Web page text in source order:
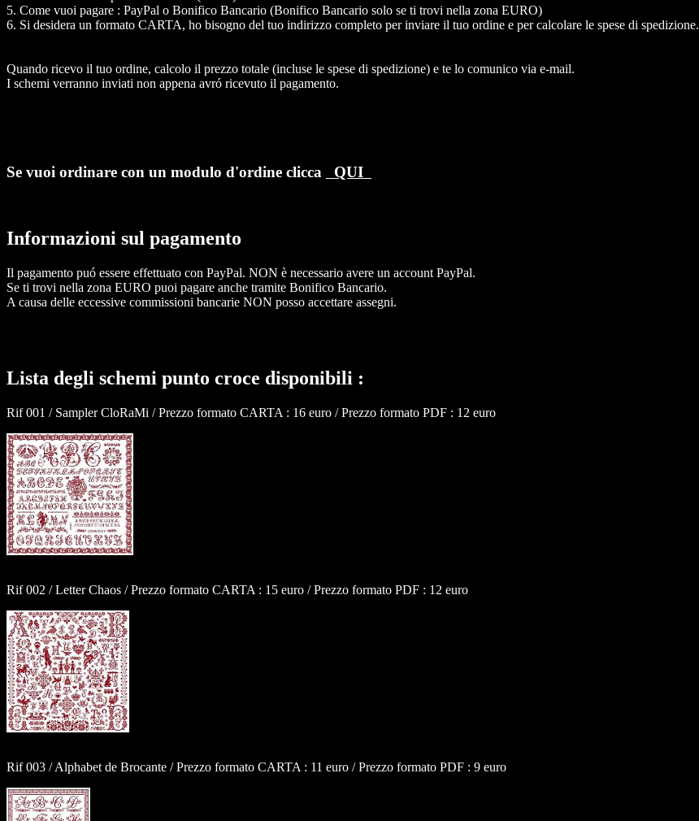
5. Come vuoi pagare : PayPal o Bonifico Bancario (Bonifico Bancario solo se ti trovi nella zona EURO)
6. Si desidera un formato CARTA, ho bisogno del tuo indirizzo completo per inviare il tuo ordine e per calcolare le spese di spedizione.
Quando ricevo il tuo ordine, calcolo il prezzo totale (incluse le spese di spedizione) e te lo comunico via e-mail.
I schemi verranno inviati non appena avró ricevuto il pagamento.
Se vuoi ordinare con un modulo d'ordine clicca QUI
Informazioni sul pagamento
Il pagamento puó essere effettuato con PayPal. NON è necessario avere un account PayPal.
Se ti trovi nella zona EURO puoi pagare anche tramite Bonifico Bancario.
A causa delle eccessive commissioni bancarie NON posso accettare assegni.
Lista degli schemi punto croce disponibili :
Rif 001 / Sampler CloRaMi / Prezzo formato CARTA : 16 euro / Prezzo formato PDF : 12 euro
Rif 002 / Letter Chaos / Prezzo formato CARTA : 15 euro / Prezzo formato PDF : 12 euro
Rif 003 / Alphabet de Brocante / Prezzo formato CARTA : 11 euro / Prezzo formato PDF : 9 euro